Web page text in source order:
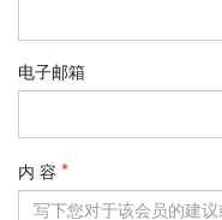
电子邮箱
内 容